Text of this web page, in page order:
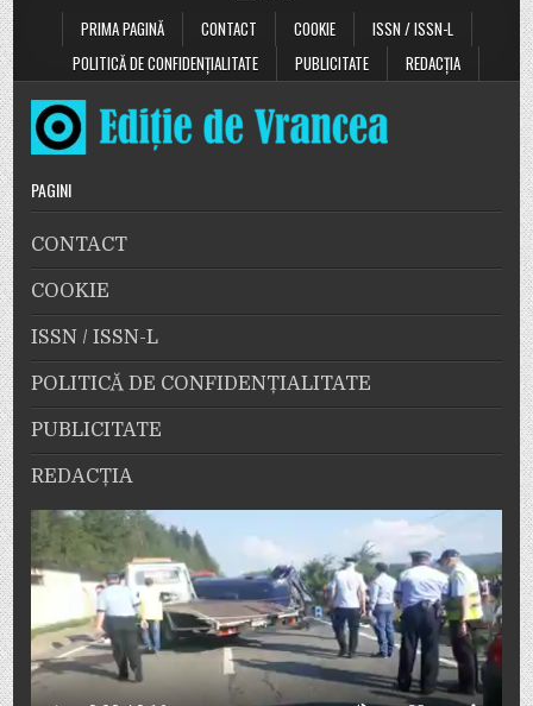
PRIMA PAGINĂ
CONTACT COOKIE
ISSN / ISSN-L
POLITICĂ DE CONFIDENȚIALITATE
PUBLICITATE REDACȚIA
PAGINI
CONTACT
COOKIE
ISSN / ISSN-L
POLITICĂ DE CONFIDENȚIALITATE
PUBLICITATE
REDACȚIA